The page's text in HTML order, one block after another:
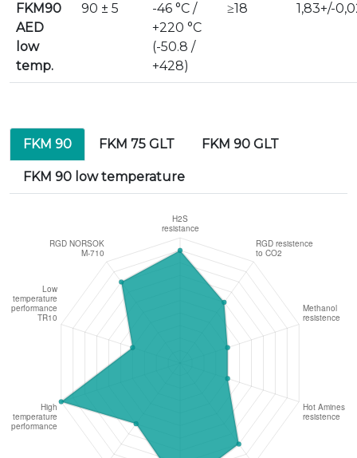
FKM90
AED
low
temp.
90 ± 5
-46 °C /
+220 °C
(-50.8 /
+428)
≥18 1,83+/-
FKM 90 FKM 75 GLT FKM 90 GLT
FKM 90 low temperature